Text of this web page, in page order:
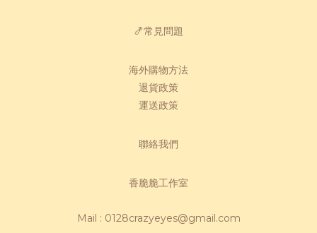
🍤常見問題
海外購物方法
退貨政策
運送政策
聯絡我們
香脆脆工作室
Mail : 0128crazyeyes@gmail.com